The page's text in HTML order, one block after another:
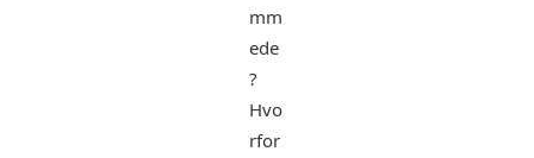
mm
ede
?
Hvo
rfor